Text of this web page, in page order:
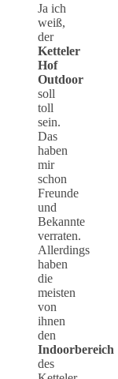
Ja ich
weiß,
der
Ketteler
Hof
Outdoor
soll
toll
sein.
Das
haben
mir
schon
Freunde
und
Bekannte
verraten.
Allerdings
haben
die
meisten
von
ihnen
den
Indoorbereich
des